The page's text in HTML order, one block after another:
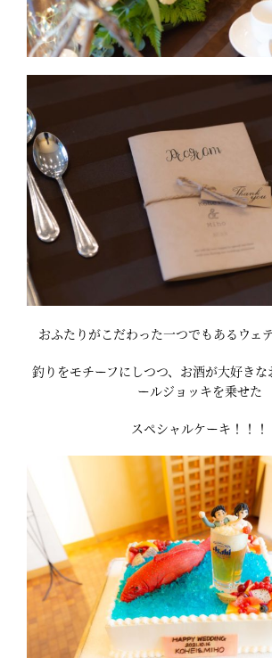
おふたりがこだわった一つでもあるウェ
釣りをモチーフにしつつ、お酒が大好き
ールジョッキを乗せた
スペシャルケーキ！！！